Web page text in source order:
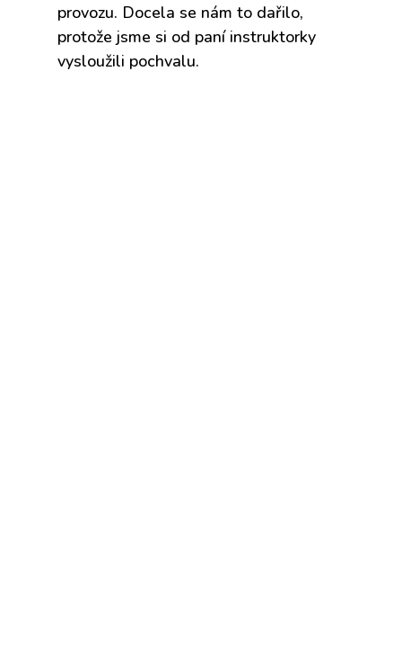
provozu. Docela se nám to dařilo,
protože jsme si od paní instruktorky
vysloužili pochvalu.